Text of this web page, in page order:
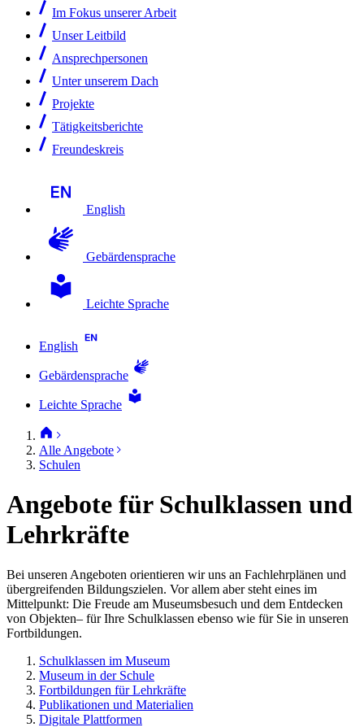
Im Fokus unserer Arbeit
Unser Leitbild
Ansprechpersonen
Unter unserem Dach
Projekte
Tätigkeitsberichte
Freundeskreis
English
Gebärdensprache
Leichte Sprache
English
Gebärdensprache
Leichte Sprache
Alle Angebote
Schulen
Angebote für Schulklassen und
Lehrkräfte
Bei unseren Angeboten orientieren wir uns an Fachlehrplänen und
übergreifenden Bildungszielen. Vor allem aber steht eines im
Mittelpunkt: Die Freude am Museumsbesuch und dem Entdecken
von Objekten– für Ihre Schulklassen ebenso wie für Sie in unseren
Fortbildungen.
Schulklassen im Museum
Museum in der Schule
Fortbildungen für Lehrkräfte
Publikationen und Materialien
Digitale Plattformen